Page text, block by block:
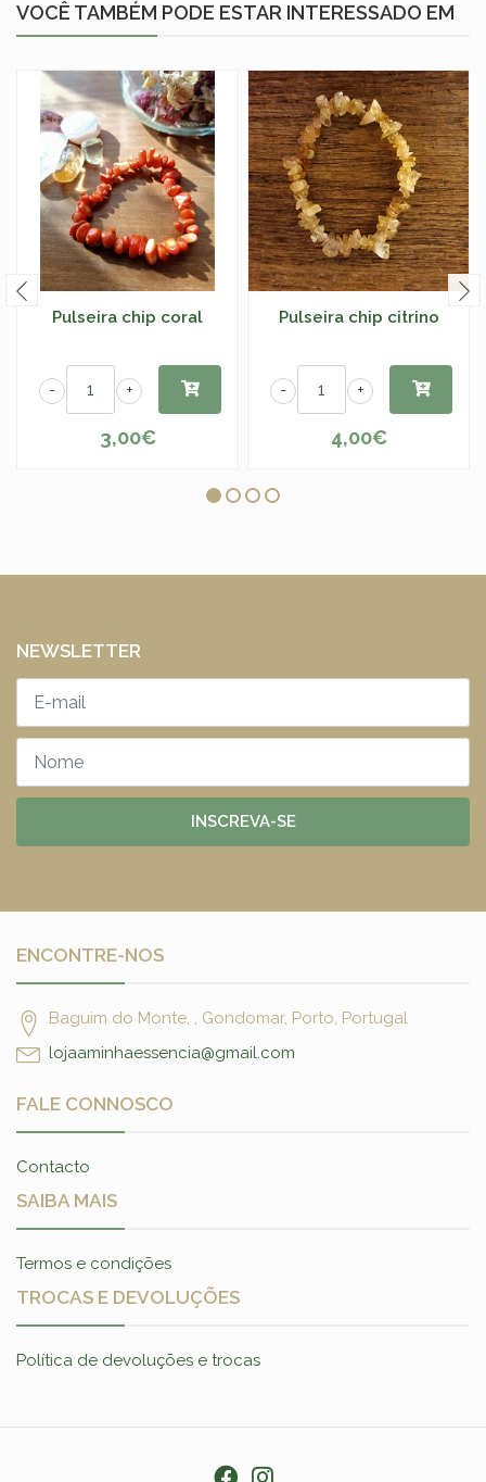
VOCÊ TAMBÉM PODE ESTAR INTERESSADO EM
Pulseira chip coral
+
-
3,00€
Pulseira chip citrino
+
-
4,00€
NEWSLETTER
INSCREVA-SE
ENCONTRE-NOS
Baguim do Monte, , Gondomar, Porto, Portugal
lojaaminhaessencia@gmail.com
FALE CONNOSCO
Contacto
SAIBA MAIS
Termos e condições
TROCAS E DEVOLUÇÕES
Política de devoluções e trocas